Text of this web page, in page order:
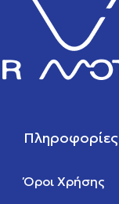
Πληροφορίες
Όροι Χρήσης